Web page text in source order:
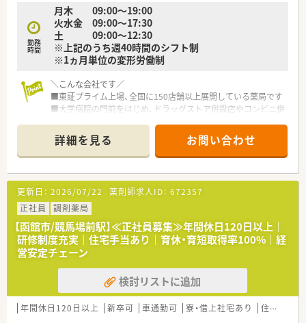
勤務
時間
月木 09:00～19:00
火水金 09:00～17:30
土 09:00～12:30
※上記のうち週40時間のシフト制
※1ヵ月単位の変形労働制
＼こんな会社です／
■東証プライム上場、全国に150店舗以上展開している薬局です
■大学病院の門前をはじめ、ドラッグストア併設店やコンビニ併
様々な形態の薬局を全国に展開しており、ご自身の興味に合わ
せて働けます
■ほぼ全店で「座り投薬」のため、患者様にしっかりと向き合っ
て服薬指導ができます
■年間休日は120日以上！近隣に複数店舗展開しており、
ヘルプ体制も整っているので、有休もとりやすい環境です
■それぞれのキャリアに応じて【マネジメント】と
専門性を極める【スペシャリスト】の2つのコースが用意されて
おり、
自己実現が叶えやすい体制です
＼福利厚生について／
■薬剤師資格以外の資格に対しても手当を支給！
対象は「アロマテラピー検定」などにも及び、
ご自身の興味を伸ばすことの出来る体制です
詳細を見る お問い合わせ
更新日： 2026/07/22 薬剤師求人ID： 672357
正社員
調剤薬局
【函館市/競馬場前駅】≪正社員募集≫年間休日120日以上｜
研修制度充実｜住宅手当あり｜育休・育短取得率100%｜経
営安定チェーン
検討リストに追加
年間休日120日以上 新卒可 車通勤可 寮・借上社宅あり 住宅補助(手当)あり